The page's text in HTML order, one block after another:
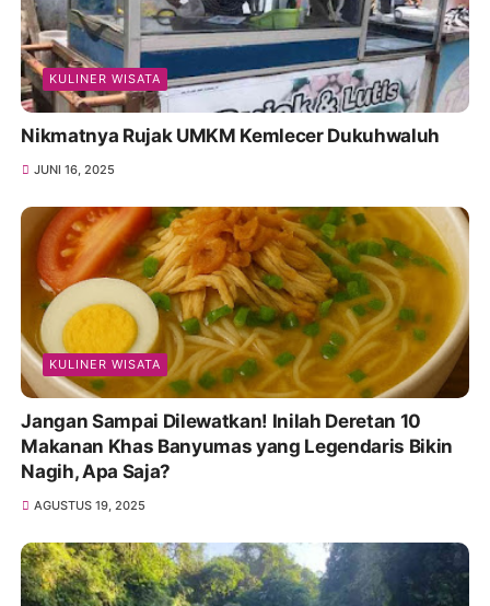
KULINER WISATA
Nikmatnya Rujak UMKM Kemlecer Dukuhwaluh
JUNI 16, 2025
KULINER WISATA
Jangan Sampai Dilewatkan! Inilah Deretan 10
Makanan Khas Banyumas yang Legendaris Bikin
Nagih, Apa Saja?
AGUSTUS 19, 2025